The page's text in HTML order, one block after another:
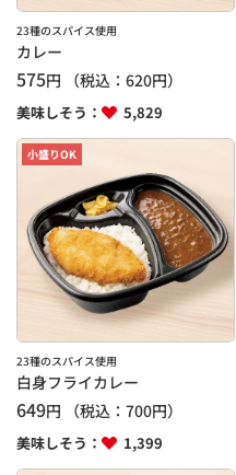
23種のスパイス使用
カレー
575円 （税込： 620円）
美味しそう： 5,829
小盛りOK
23種のスパイス使用
白身フライカレー
649円 （税込： 700円）
美味しそう： 1,399